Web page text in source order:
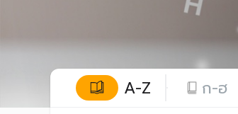
A-Z ก-ฮ